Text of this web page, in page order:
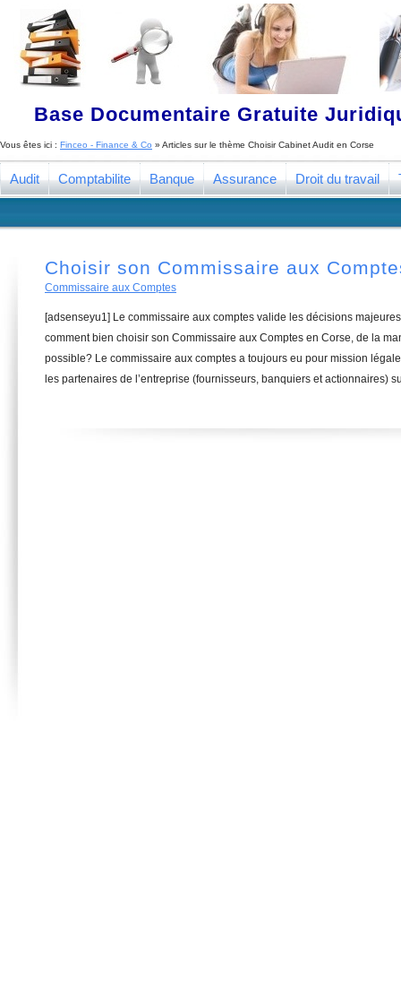
Base Documentaire Gratuite
Vous êtes ici : Finceo - Finance & Co » Articles sur le thème Choisir Cabinet Audit en Corse
Audit Comptabilite Banque Assurance Droit du travail
Choisir son Commissaire aux
Commissaire aux Comptes
[adsenseyu1] Le commissaire aux comptes valide les décisions
comment bien choisir son Commissaire aux Comptes en Corse, de la
possible? Le commissaire aux comptes a toujours eu pour mission
les partenaires de l’entreprise (fournisseurs, banquiers et actionnaires)